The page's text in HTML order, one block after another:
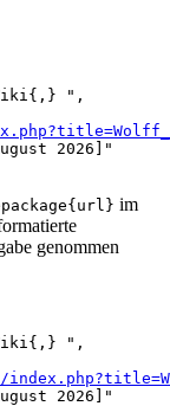
",
2026]"
im
genommen
",
2026]"